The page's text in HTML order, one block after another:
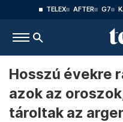
TELEX AFTER G7
Hosszú évekre
azok az
tároltak az